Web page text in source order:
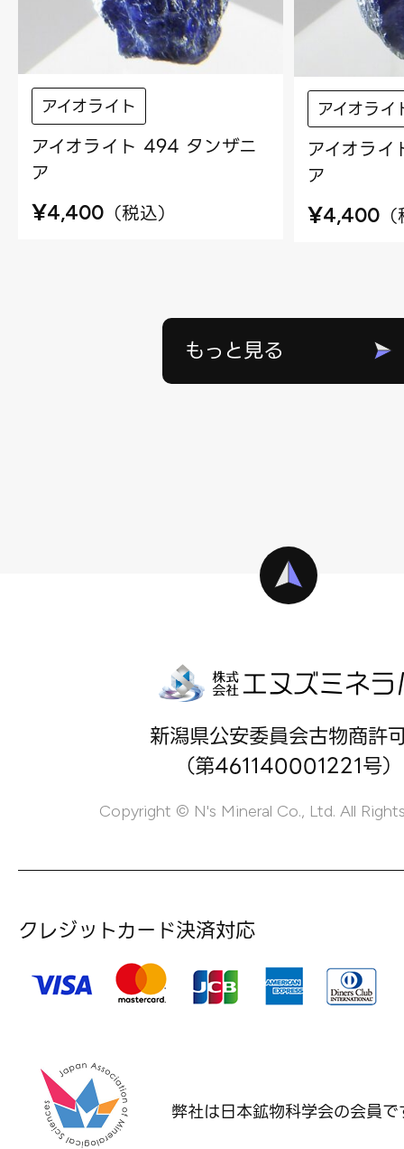
アイオライト
アイオライト 494 タンザニ
ア
¥4,400 （税込）
アイオライ
アイオラ
ア
¥4,400 （
もっと見る
新潟県公安委員会古物商許
（第461140001221号）
Copyright © N's Mineral Co., Ltd. All
クレジットカード決済対応
弊社は日本鉱物科学会の会員で